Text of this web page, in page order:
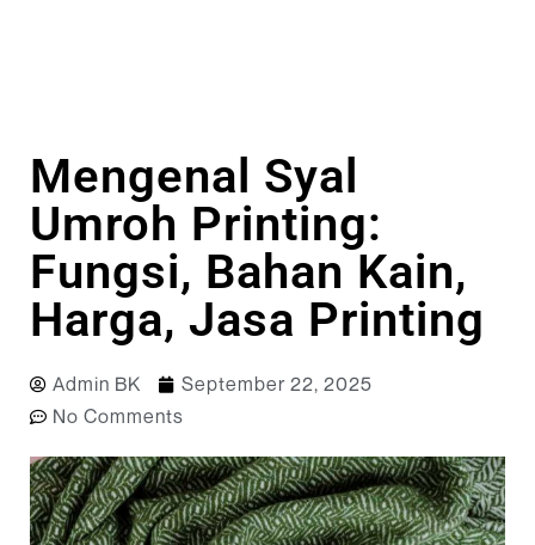
Mengenal Syal
Umroh Printing:
Fungsi, Bahan Kain,
Harga, Jasa Printing
Admin BK
September 22, 2025
No Comments